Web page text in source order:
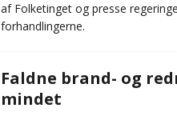
af Folketinget og presse
forhandlingerne.
Faldne brand- og
mindet